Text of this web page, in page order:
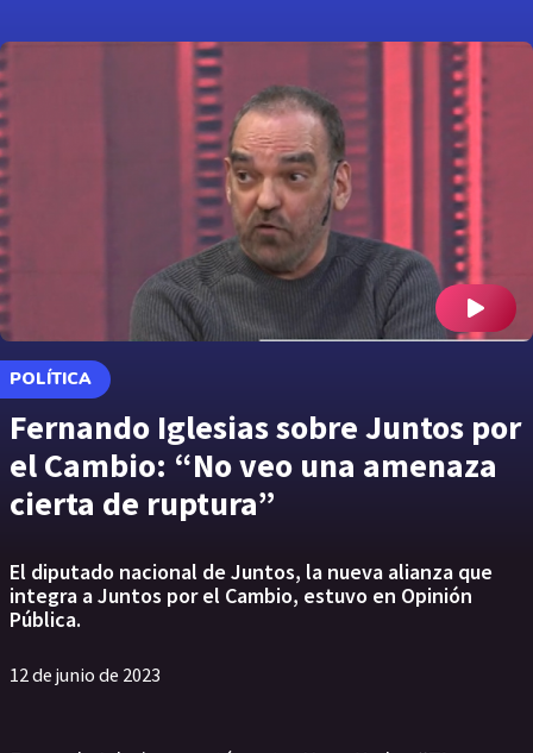
POLÍTICA
Fernando Iglesias sobre Juntos por
el Cambio: “No veo una amenaza
cierta de ruptura”
El diputado nacional de Juntos, la nueva alianza que
integra a Juntos por el Cambio, estuvo en Opinión
Pública.
12 de junio de 2023